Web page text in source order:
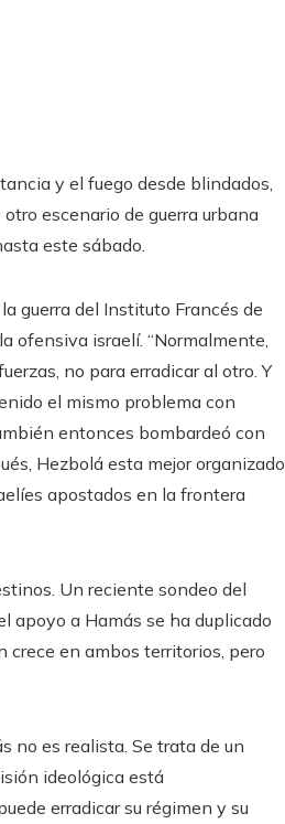
y el fuego desde blindados,
escenario de guerra urbana
este sábado.
guerra del Instituto Francés de
ofensiva israelí. “Normalmente,
no para erradicar al otro. Y
el mismo problema con
entonces bombardeó con
Hezbolá esta mejor organizado,
apostados en la frontera
Un reciente sondeo del
apoyo a Hamás se ha duplicado
crece en ambos territorios, pero
no es realista. Se trata de un
ideológica está
erradicar su régimen y su